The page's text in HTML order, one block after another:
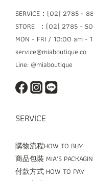
SERVICE：(02) 2785 -
STORE ：(02) 2785 -
MON - FRI / 10:00 am -
service@miaboutique.co
Line: @miaboutique
SERVICE
購物流程HOW TO BUY
商品包裝 MIA'S
付款方式 HOW TO PAY